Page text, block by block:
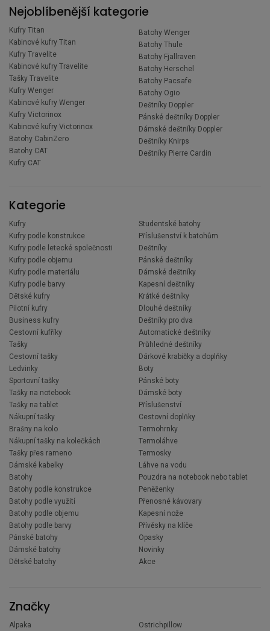
Nejoblíbenější kategorie
Kufry Titan
Kabinové kufry Titan
Kufry Travelite
Kabinové kufry Travelite
Tašky Travelite
Kufry Wenger
Kabinové kufry Wenger
Kufry Victorinox
Kabinové kufry Victorinox
Batohy CabinZero
Batohy CAT
Kufry CAT
Batohy Wenger
Batohy Thule
Batohy Fjallraven
Batohy Herschel
Batohy Pacsafe
Batohy Ogio
Deštníky Doppler
Pánské deštníky Doppler
Dámské deštníky Doppler
Deštníky Knirps
Deštníky Pierre Cardin
Kategorie
Kufry
Kufry podle konstrukce
Kufry podle letecké společnosti
Kufry podle objemu
Kufry podle materiálu
Kufry podle barvy
Dětské kufry
Pilotní kufry
Business kufry
Cestovní kufříky
Tašky
Cestovní tašky
Ledvinky
Sportovní tašky
Tašky na notebook
Tašky na tablet
Nákupní tašky
Brašny na kolo
Nákupní tašky na kolečkách
Tašky přes rameno
Dámské kabelky
Batohy
Batohy podle konstrukce
Batohy podle využití
Batohy podle objemu
Batohy podle barvy
Pánské batohy
Dámské batohy
Dětské batohy
Studentské batohy
Příslušenství k batohům
Deštníky
Pánské deštníky
Dámské deštníky
Kapesní deštníky
Krátké deštníky
Dlouhé deštníky
Deštníky pro dva
Automatické deštníky
Průhledné deštníky
Dárkové krabičky a doplňky
Boty
Pánské boty
Dámské boty
Příslušenství
Cestovní doplňky
Termohrnky
Termoláhve
Termosky
Láhve na vodu
Pouzdra na notebook nebo tablet
Peněženky
Přenosné kávovary
Kapesní nože
Přívěsky na klíče
Opasky
Novinky
Akce
Značky
Alpaka
Ostrichpillow